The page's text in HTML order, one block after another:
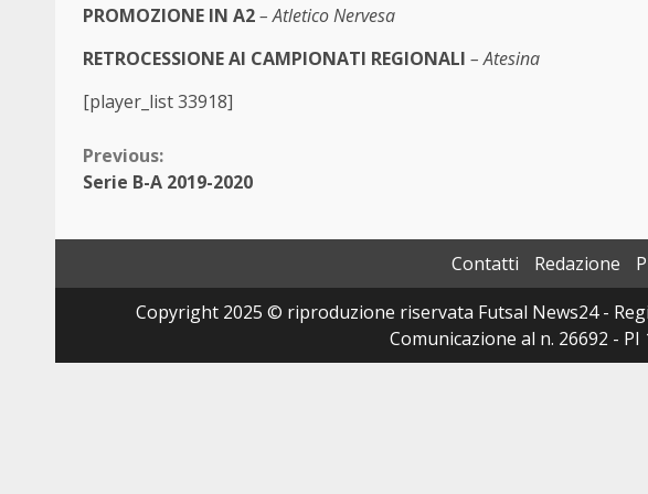
PROMOZIONE IN A2– Atletico Nervesa
RETROCESSIONE AI CAMPIONATI REGIONALI – Atesina
[player_list 33918]
Continue
Previous:
Serie B-A 2019-2020
Contatti Redazione
Copyright 2025 © riproduzione riservata Futsal News24 -
Comunicazione al n. 26692 -